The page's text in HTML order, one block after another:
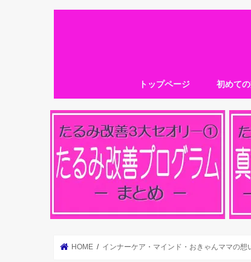
トップページ 初めて
HOME インナーケア・マインド・おきゃんママの想